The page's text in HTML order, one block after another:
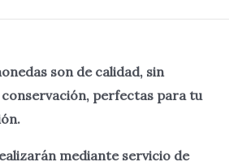
son de calidad, sin
conservación, perfectas para tu
mediante servicio de